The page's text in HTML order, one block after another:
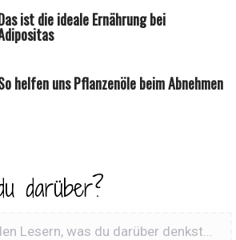
ist die ideale Ernährung bei
helfen uns Pflanzenöle beim Abnehmen
darüber?